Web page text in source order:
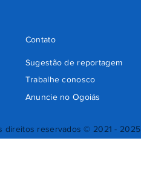
direitos reservados © 2021 - 2025
Sugestão de reportagem
Trabalhe conosco
Anuncie no Ogoiás
Contato